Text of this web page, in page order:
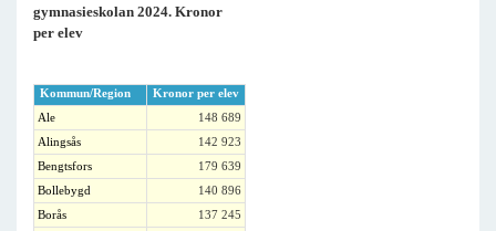
gymnasieskolan 2024. Kronor
per elev
Kommun/Region
Kronor per elev
Ale
148 689
Alingsås
142 923
Bengtsfors
179 639
Bollebygd
140 896
Borås
137 245